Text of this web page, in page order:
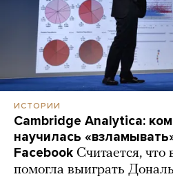
ИСТОРИИ
Cambridge Analytica:
научилась
Facebook Считается, что
помогла выиграть